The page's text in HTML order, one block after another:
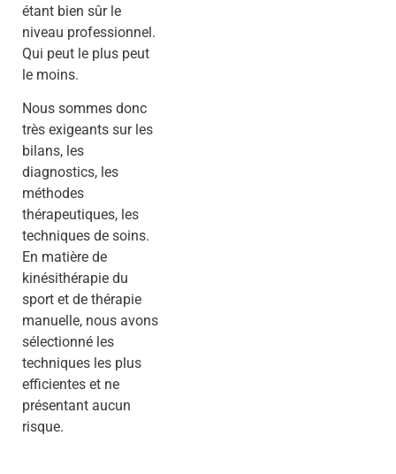
étant bien sûr le
niveau professionnel.
Qui peut le plus peut
le moins.
Nous sommes donc
très exigeants sur les
bilans, les
diagnostics, les
méthodes
thérapeutiques, les
techniques de soins.
En matière de
kinésithérapie du
sport et de thérapie
manuelle, nous avons
sélectionné les
techniques les plus
efficientes et ne
présentant aucun
risque.